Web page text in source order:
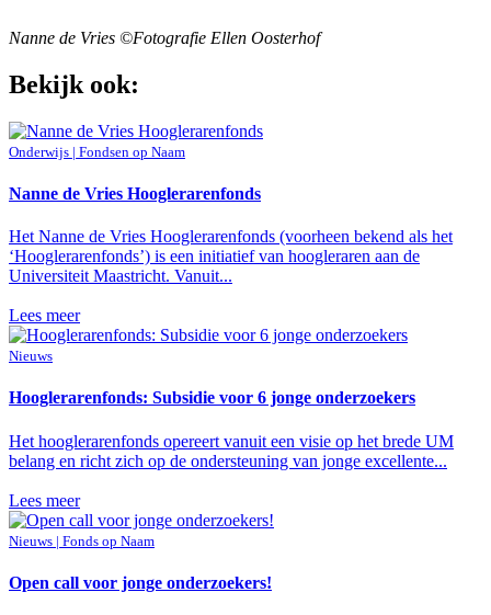
Nanne de Vries ©Fotografie Ellen Oosterhof
Bekijk ook:
Onderwijs | Fondsen op Naam
Nanne de Vries Hooglerarenfonds
Het Nanne de Vries Hooglerarenfonds (voorheen bekend als het
‘Hooglerarenfonds’) is een initiatief van hoogleraren aan de
Universiteit Maastricht. Vanuit...
Lees meer
Nieuws
Hooglerarenfonds: Subsidie voor 6 jonge onderzoekers
Het hooglerarenfonds opereert vanuit een visie op het brede UM
belang en richt zich op de ondersteuning van jonge excellente...
Lees meer
Nieuws | Fonds op Naam
Open call voor jonge onderzoekers!